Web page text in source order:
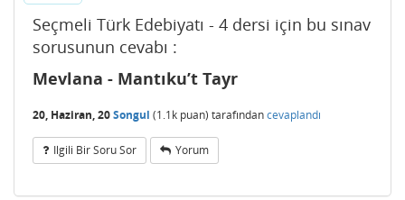
Seçmeli Türk Edebiyatı - 4 dersi için bu sınav
sorusunun cevabı :
Mevlana - Mantıku’t Tayr
20, Haziran, 20Songul (1.1k puan) tarafındancevaplandı
Ilgili Bir Soru Sor Yorum